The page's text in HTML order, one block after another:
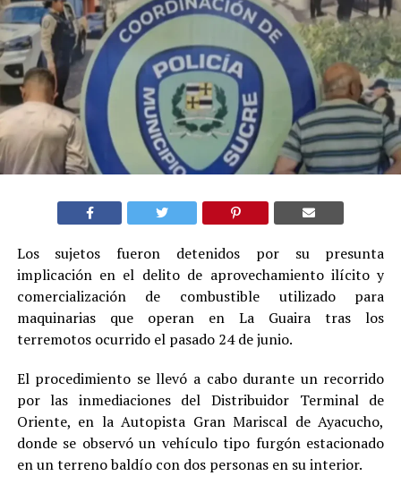
Los sujetos fueron detenidos por su presunta
implicación en el delito de aprovechamiento ilícito y
comercialización de combustible utilizado para
maquinarias que operan en La Guaira tras los
terremotos ocurrido el pasado 24 de junio.
El procedimiento se llevó a cabo durante un recorrido
por las inmediaciones del Distribuidor Terminal de
Oriente, en la Autopista Gran Mariscal de Ayacucho,
donde se observó un vehículo tipo furgón estacionado
en un terreno baldío con dos personas en su interior.